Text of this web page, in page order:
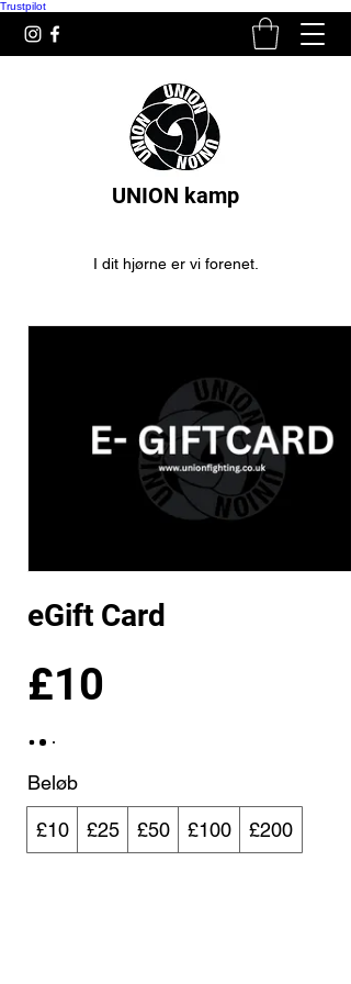
Trustpilot
UNION kamp
I dit hjørne er vi forenet.
eGift Card
£10
Beløb
£10 £25 £50 £100 £200